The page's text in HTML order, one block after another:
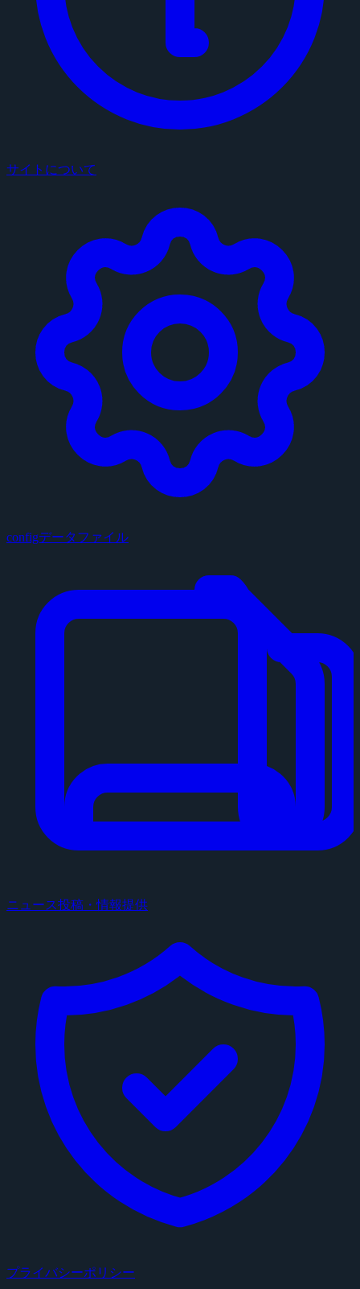
サイトについて
configデータファイル
ニュース投稿・情報提供
プライバシーポリシー